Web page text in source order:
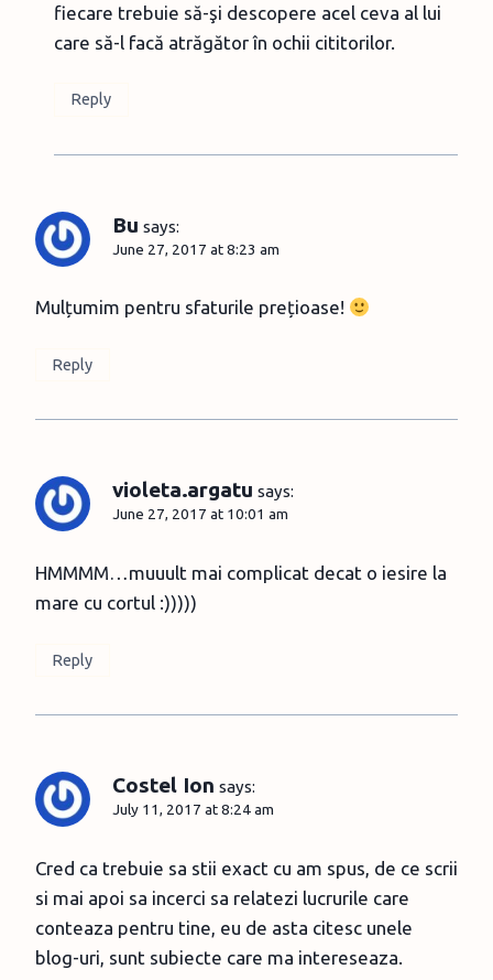
fiecare trebuie să-şi descopere acel ceva al lui
care să-l facă atrăgător în ochii cititorilor.
Reply
Bu says:
June 27, 2017 at 8:23 am
Mulțumim pentru sfaturile prețioase!
Reply
violeta.argatu says:
June 27, 2017 at 10:01 am
HMMMM…muuult mai complicat decat o iesire la
mare cu cortul :)))))
Reply
Costel Ion says:
July 11, 2017 at 8:24 am
Cred ca trebuie sa stii exact cu am spus, de ce scrii
si mai apoi sa incerci sa relatezi lucrurile care
conteaza pentru tine, eu de asta citesc unele
blog-uri, sunt subiecte care ma intereseaza.